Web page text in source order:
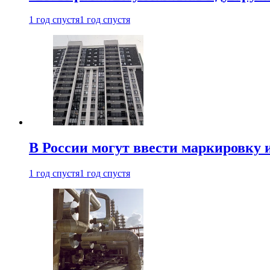
1 год спустя1 год спустя
В России могут ввести маркировку
1 год спустя1 год спустя